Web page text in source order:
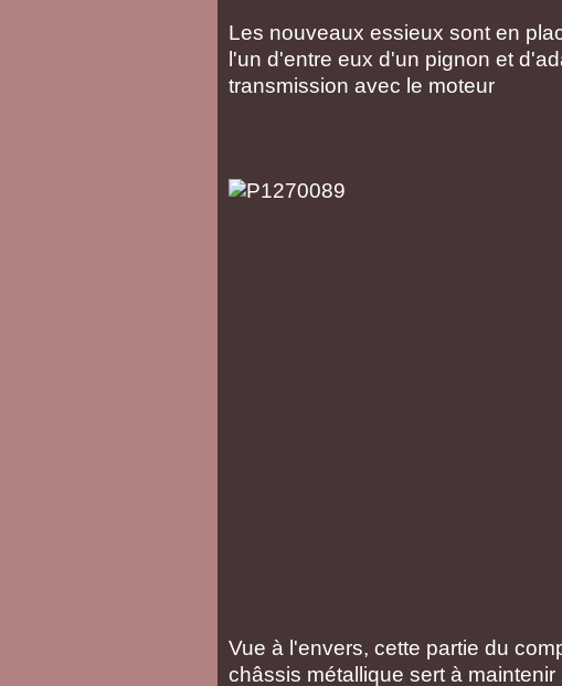
Les nouveaux essieux sont en
l'un d'entre eux d'un pignon et
transmission avec le moteur
Vue à l'envers, cette partie du
châssis métallique sert à